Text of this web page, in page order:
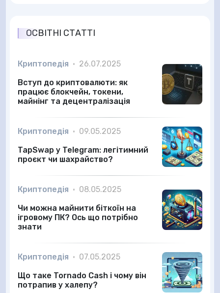
ОСВІТНІ СТАТТІ
Криптопедія • 26.07.2025
Вступ до криптовалюти: як
працює блокчейн, токени,
майнінг та децентралізація
Криптопедія • 09.05.2025
TapSwap у Telegram: легітимний
проєкт чи шахрайство?
Криптопедія • 08.05.2025
Чи можна майнити біткоїн на
ігровому ПК? Ось що потрібно
знати
Криптопедія • 07.05.2025
Що таке Tornado Cash і чому він
потрапив у халепу?